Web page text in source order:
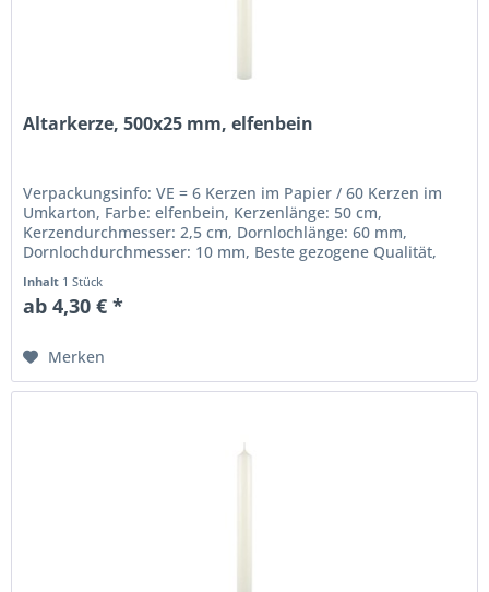
Altarkerze, 500x25 mm, elfenbein
Verpackungsinfo: VE = 6 Kerzen im Papier / 60 Kerzen im
Umkarton, Farbe: elfenbein, Kerzenlänge: 50 cm,
Kerzendurchmesser: 2,5 cm, Dornlochlänge: 60 mm,
Dornlochdurchmesser: 10 mm, Beste gezogene Qualität,
Inhalt 1 Stück
ab 4,30 € *
Merken